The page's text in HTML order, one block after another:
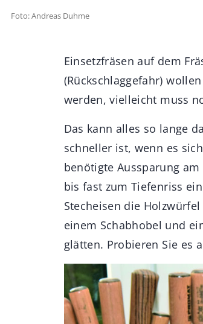
Foto: Andreas Duhme
Einsetzfräsen auf dem
(Rückschlaggefahr)
werden, vielleicht muss
Das kann alles so lange
schneller ist, wenn es
benötigte Aussparung
bis fast zum Tiefenriss
Stecheisen die
einem Schabhobel und
glätten. Probieren Sie es